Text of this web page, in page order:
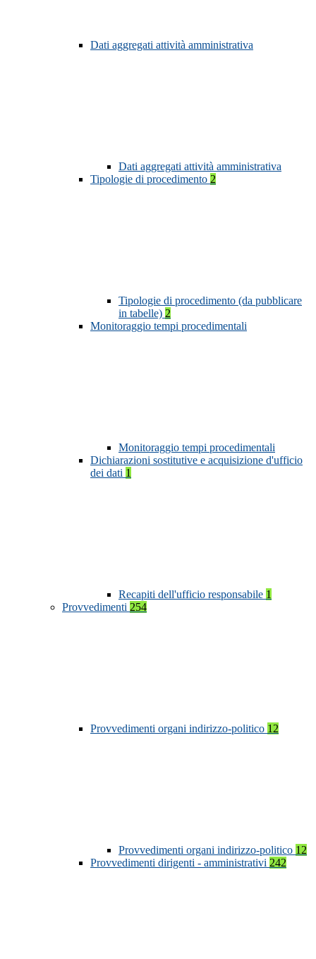
Dati aggregati attività amministrativa
Dati aggregati attività amministrativa
Tipologie di procedimento 2
Tipologie di procedimento (da pubblicare
in tabelle) 2
Monitoraggio tempi procedimentali
Monitoraggio tempi procedimentali
Dichiarazioni sostitutive e acquisizione d'ufficio
dei dati 1
Recapiti dell'ufficio responsabile 1
Provvedimenti 254
Provvedimenti organi indirizzo-politico 12
Provvedimenti organi indirizzo-politico 12
Provvedimenti dirigenti - amministrativi 242